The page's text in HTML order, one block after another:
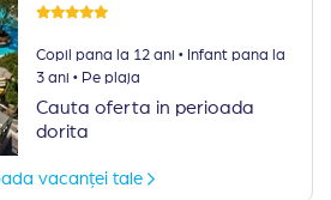
Copil pana la 12 ani ·Infant pana la
3 ani ·Pe plaja
Cauta oferta in perioada
dorita
vacanței tale